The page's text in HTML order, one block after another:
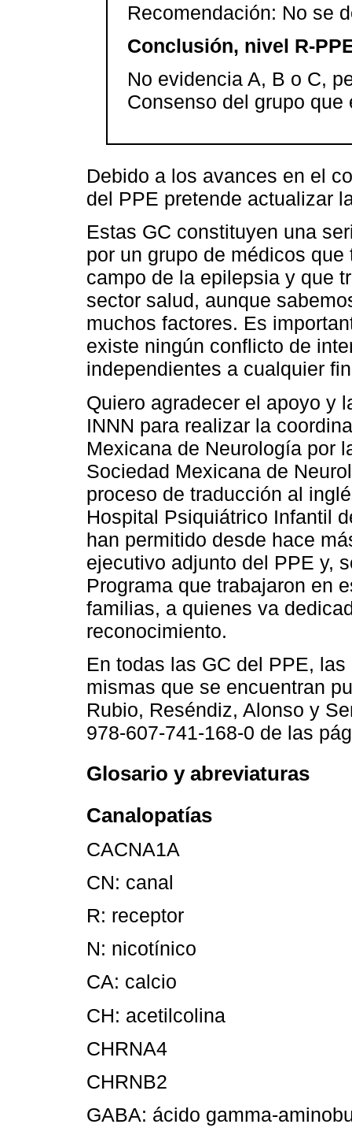
Recomendación: No se
Conclusión, nivel R-
No evidencia A, B o C,
Consenso del grupo
Debido a los avances en el
del PPE pretende actualizar
Estas GC constituyen una
por un grupo de médicos
campo de la epilepsia y que
sector salud, aunque
muchos factores. Es
existe ningún conflicto de
independientes a cualquier
Quiero agradecer el apoyo y
INNN para realizar la
Mexicana de Neurología por
Sociedad Mexicana de
proceso de traducción al
Hospital Psiquiátrico Infantil
han permitido desde hace
ejecutivo adjunto del PPE y,
Programa que trabajaron en
familias, a quienes va
reconocimiento.
En todas las GC del PPE,
mismas que se encuentran
Rubio, Reséndiz, Alonso y
978-607-741-168-0 de las
Glosario y abreviaturas
Canalopatías
CACNA1A
CN: canal
R: receptor
N: nicotínico
CA: calcio
CH: acetilcolina
CHRNA4
CHRNB2
GABA: ácido gamma-